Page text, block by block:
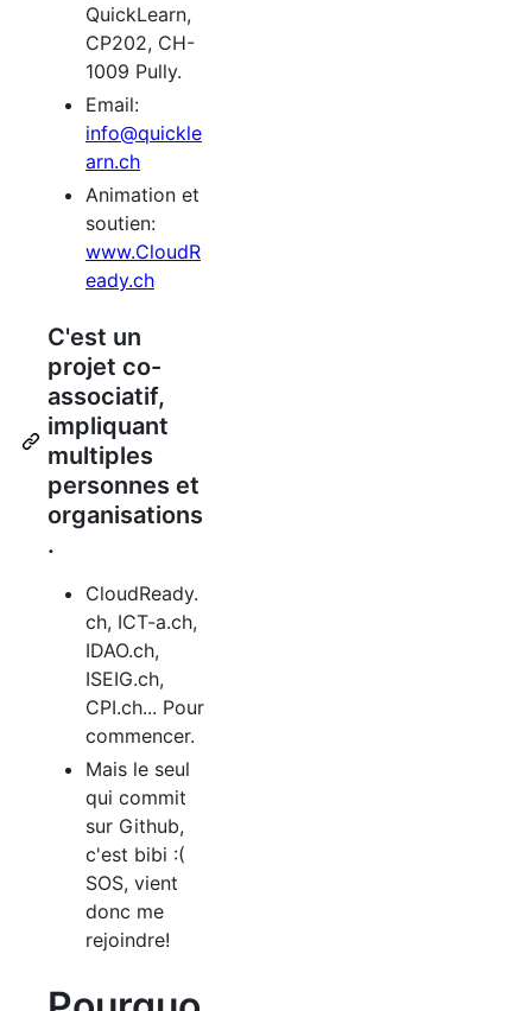
QuickLearn,
CP202, CH-
1009 Pully.
Email:
info@quickle
arn.ch
Animation et
soutien:
www.CloudR
eady.ch
C'est un
projet co-
associatif,
impliquant
multiples
personnes et
organisations
.
CloudReady.
ch, ICT-a.ch,
IDAO.ch,
ISEIG.ch,
CPI.ch... Pour
commencer.
Mais le seul
qui commit
sur Github,
c'est bibi :(
SOS, vient
donc me
rejoindre!